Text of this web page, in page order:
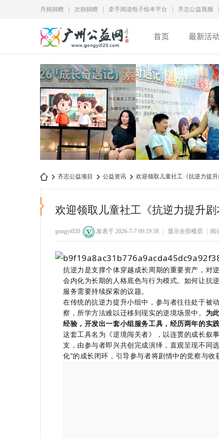
月捐捐赠 次捐捐赠 牵手阅读电子绘本平台 齐志公益视频
首页 最新活
犯错并不可怕，不敢承担
78 1
为儿童成长赋能｜2026“
80 1
齐志公益项目 公益资讯 欢迎领取儿童社工《抗逆力提
欢迎领取儿童社工《抗逆力提升
gongyi020 发表于 2026-7-7 09:19:38 显示全部楼层 阅
抗逆力是支撑个体穿越成长周期的重要资产，对
会内化为长期的人格底色与行为模式。如何让抗
服务需要持续探索的议题。
在传统的抗逆力提升小组中， 参与者往往处于被
察，所学方法难以迁移到现实的逆境场景中。 为
经验，开发出一套小组服务工具，经历两年的实
这套工具名为 《逆境闯关者》 ， 以连贯的成长叙
支，由参与者即兴共创完成演绎，直观呈现不同
化”的成长闭环 ， 引导参与者将剧情中的觉察与